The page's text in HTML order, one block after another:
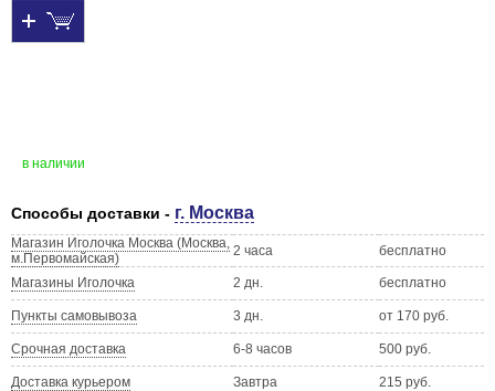
в наличии
Способы доставки - г. Москва
Магазин Иголочка Москва (Москва,
м.Первомайская)
2 часа бесплатно
Магазины Иголочка 2 дн. бесплатно
Пункты самовывоза 3 дн. от 170 руб.
Срочная доставка 6-8 часов 500 руб.
Доставка курьером Завтра 215 руб.